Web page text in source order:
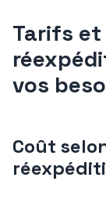
Tarifs
vos
Coût